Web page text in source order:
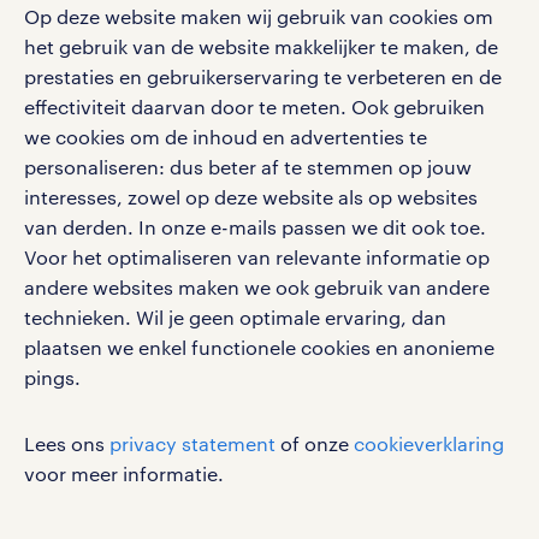
Op deze website maken wij gebruik van cookies om
het gebruik van de website makkelijker te maken, de
prestaties en gebruikerservaring te verbeteren en de
effectiviteit daarvan door te meten. Ook gebruiken
we cookies om de inhoud en advertenties te
personaliseren: dus beter af te stemmen op jouw
interesses, zowel op deze website als op websites
van derden. In onze e-mails passen we dit ook toe.
Voor het optimaliseren van relevante informatie op
andere websites maken we ook gebruik van andere
technieken. Wil je geen optimale ervaring, dan
plaatsen we enkel functionele cookies en anonieme
pings.
Lees ons privacy statement of onze cookieverklaring
voor meer informatie.
Volg ons voor de leukste content omtrent
vacatures, solliciteren en inspiratie.
werken bij randstad
gebruikersvoorwaarden
privacystatement
cookies
disclaimer
sitemap
RANDSTAD, HUMAN FORWARD en SHAPING THE
WORLD OF WORK zijn geregistreerde